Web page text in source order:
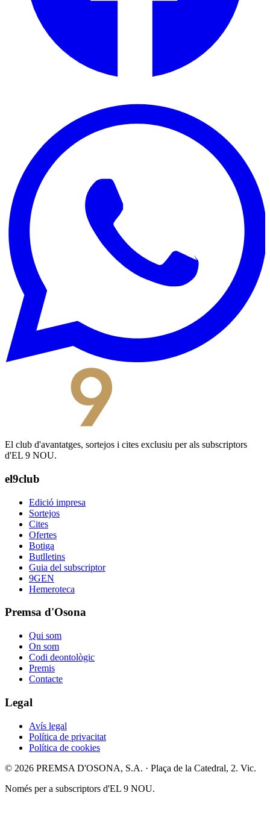
El club d'avantatges, sortejos i cites exclusiu per als subscriptors
d'EL 9 NOU.
el9club
Edició impresa
Sortejos
Cites
Ofertes
Botiga
Butlletins
Guia del subscriptor
9GEN
Hemeroteca
Premsa d'Osona
Qui som
On som
Codi deontològic
Premis
Contacte
Legal
Avís legal
Política de privacitat
Política de cookies
© 2026 PREMSA D'OSONA, S.A. · Plaça de la Catedral, 2. Vic.
Només per a subscriptors d'EL 9 NOU.